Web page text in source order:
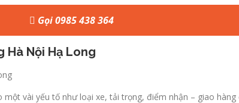
Gọi 0985 438 364
Hà Nội Hạ Long
một vài yếu tố như loại xe, tải trọng, điểm nhận – giao hàng